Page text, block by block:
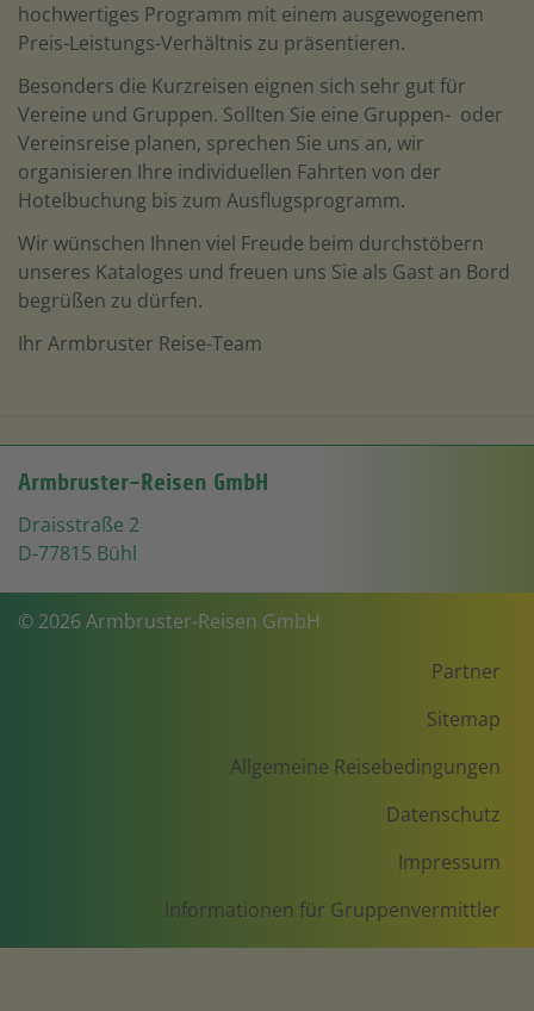
hochwertiges Programm mit einem ausgewogenem
Preis-Leistungs-Verhältnis zu präsentieren.
Besonders die Kurzreisen eignen sich sehr gut für
Vereine und Gruppen. Sollten Sie eine Gruppen- oder
Vereinsreise planen, sprechen Sie uns an, wir
organisieren Ihre individuellen Fahrten von der
Hotelbuchung bis zum Ausflugsprogramm.
Wir wünschen Ihnen viel Freude beim durchstöbern
unseres Kataloges und freuen uns Sie als Gast an Bord
begrüßen zu dürfen.
Ihr Armbruster Reise-Team
Armbruster-Reisen GmbH
Draisstraße 2
D-77815 Bühl
© 2026 Armbruster-Reisen GmbH
Partner
Sitemap
Allgemeine Reisebedingungen
Datenschutz
Impressum
Informationen für Gruppenvermittler